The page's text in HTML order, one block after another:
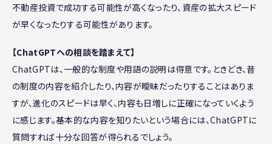
不動産投資で成功する可能性が高くなったり、資産の拡大スピード
が早くなったりする可能性があります。
【ChatGPTへの相談を踏まえて】
ChatGPTは、一般的な制度や用語の説明は得意です。ときどき、昔
の制度の内容を紹介したり、内容が曖昧だったりすることはありま
すが、進化のスピードは早く、内容も日増しに正確になっていくよう
に感じます。基本的な内容を知りたいという場合には、ChatGPTに
質問すれば十分な回答が得られるでしょう。